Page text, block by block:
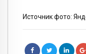
Источник фото: